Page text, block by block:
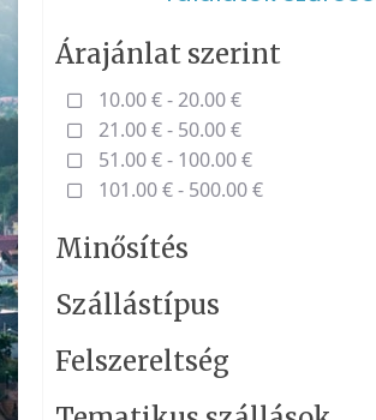
Árajánlat szerint
10.00 € - 20.00 €
21.00 € - 50.00 €
51.00 € - 100.00 €
101.00 € - 500.00 €
Minősítés
Szállástípus
Felszereltség